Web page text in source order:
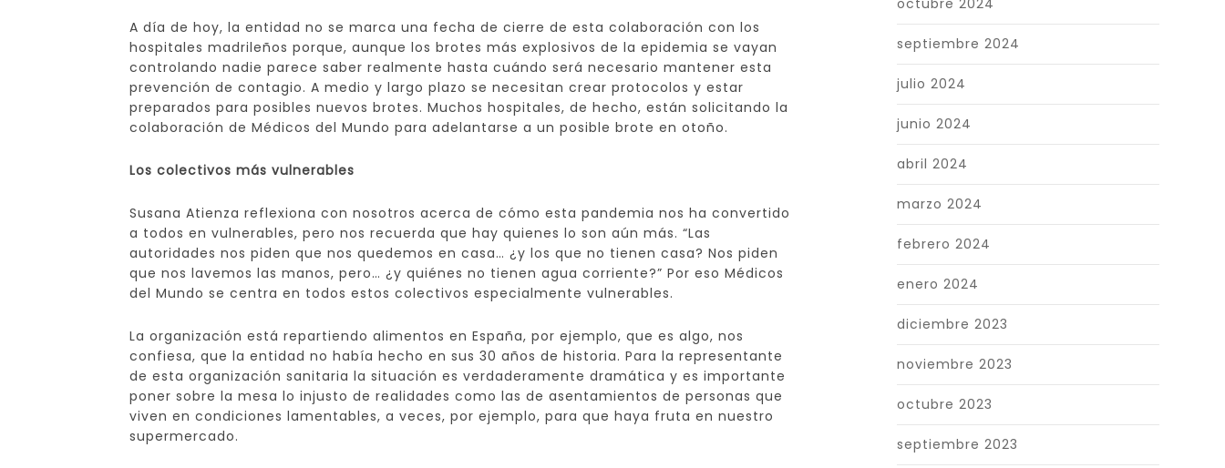
A día de hoy, la entidad no se marca una fecha de cierre de esta colaboración con los
hospitales madrileños porque, aunque los brotes más explosivos de la epidemia se vayan
controlando nadie parece saber realmente hasta cuándo será necesario mantener esta
prevención de contagio. A medio y largo plazo se necesitan crear protocolos y estar
preparados para posibles nuevos brotes. Muchos hospitales, de hecho, están solicitando la
colaboración de Médicos del Mundo para adelantarse a un posible brote en otoño.
Los colectivos más vulnerables
Susana Atienza reflexiona con nosotros acerca de cómo esta pandemia nos ha convertido
a todos en vulnerables, pero nos recuerda que hay quienes lo son aún más. “Las
autoridades nos piden que nos quedemos en casa… ¿y los que no tienen casa? Nos piden
que nos lavemos las manos, pero… ¿y quiénes no tienen agua corriente?” Por eso Médicos
del Mundo se centra en todos estos colectivos especialmente vulnerables.
La organización está repartiendo alimentos en España, por ejemplo, que es algo, nos
confiesa, que la entidad no había hecho en sus 30 años de historia. Para la representante
de esta organización sanitaria la situación es verdaderamente dramática y es importante
poner sobre la mesa lo injusto de realidades como las de asentamientos de personas que
viven en condiciones lamentables, a veces, por ejemplo, para que haya fruta en nuestro
supermercado.
octubre 2024
septiembre 2024
julio 2024
junio 2024
abril 2024
marzo 2024
febrero 2024
enero 2024
diciembre 2023
noviembre 2023
octubre 2023
septiembre 2023